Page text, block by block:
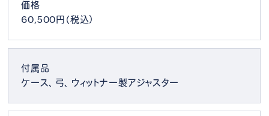
価格
60,500円（税込）
付属品
ケース、弓、ウィットナー製アジャスター